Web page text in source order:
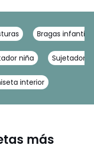
Bragas infantiles
niña Sujetador
interior
más